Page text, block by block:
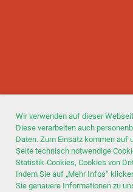
Wir verwenden auf dieser
Diese verarbeiten auch
Daten. Zum Einsatz kommen auf
Seite technisch notwendige
Statistik-Cookies, Cookies von
Indem Sie auf „Mehr Infos“
Sie genauere Informationen zu